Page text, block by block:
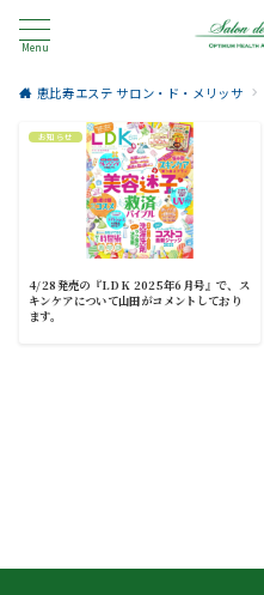
Menu
恵比寿エステ サロン・ド・メリッサ
お知らせ
4/28発売の『LDK 2025年6月号』で、ス
キンケアについて山田がコメントしており
ます。